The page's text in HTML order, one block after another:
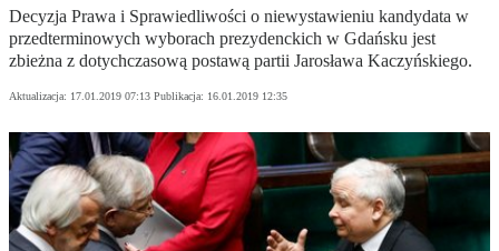
Decyzja Prawa i Sprawiedliwości o niewystawieniu kandydata w
przedterminowych wyborach prezydenckich w Gdańsku jest
zbieżna z dotychczasową postawą partii Jarosława Kaczyńskiego.
Aktualizacja: 17.01.2019 07:13 Publikacja: 16.01.2019 12:35